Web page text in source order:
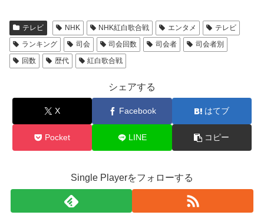
テレビ NHK NHK紅白歌合戦 エンタメ
テレビ
ランキング
司会 司会回数 司会者
司会者別
回数
歴代 紅白歌合戦
シェアする
X Facebook はてブ
Pocket LINE コピー
Single Playerをフォローする